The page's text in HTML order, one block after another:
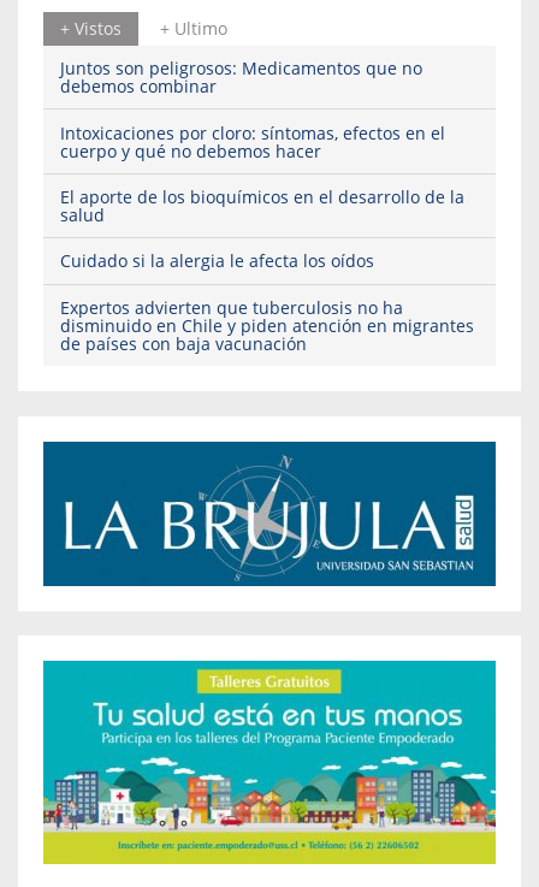
+ Vistos
+ Ultimo
Juntos son peligrosos: Medicamentos que no
debemos combinar
Intoxicaciones por cloro: síntomas, efectos en el
cuerpo y qué no debemos hacer
El aporte de los bioquímicos en el desarrollo de la
salud
Cuidado si la alergia le afecta los oídos
Expertos advierten que tuberculosis no ha
disminuido en Chile y piden atención en migrantes
de países con baja vacunación